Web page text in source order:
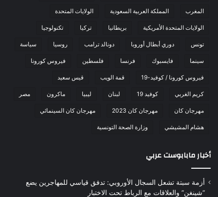
المغرب المملكة العربية السعودية الولايات المتحدة
الولايات المتحدة الأمريكية بريطانيا تركيا تكنولوجيا
تونس دوري أبطال أوروبا دونالد ترامب روسيا سياسة
سينما فايسبوك فرنسا فلسطين فيروس كورونا
فيروس كورونا / كوفيد-19 قمة الويب قيس سعيد
كريم الغربي كوفيد 19 لبنان ليبيا ماكرون مصر
مهرجان كان مهرجان كان 2023 مهرجان كان السينمائي
هشام المشيشي وزارة الصحة التونسية
أخبار مابابوست عربي
أزمة سبتة تشعل السجال الأوروبي: تدفق قياسي للمهاجرين يضع
“شينغن” والعلاقات مع الرباط تحت الاختبار